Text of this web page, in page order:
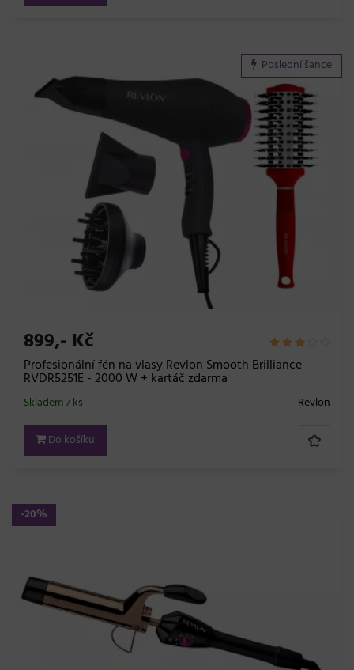
Poslední šance
899,- Kč
Profesionální fén na vlasy Revlon Smooth Brilliance
RVDR5251E - 2000 W + kartáč zdarma
Revlon
Skladem 7 ks
Do košíku
-20%